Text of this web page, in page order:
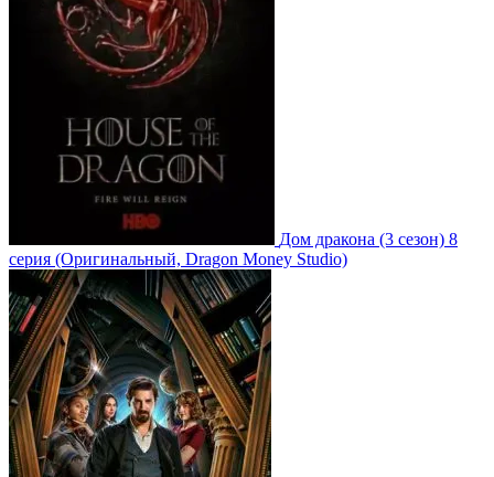
Дом дракона (3 сезон) 8
серия (Оригинальный, Dragon Money Studio)